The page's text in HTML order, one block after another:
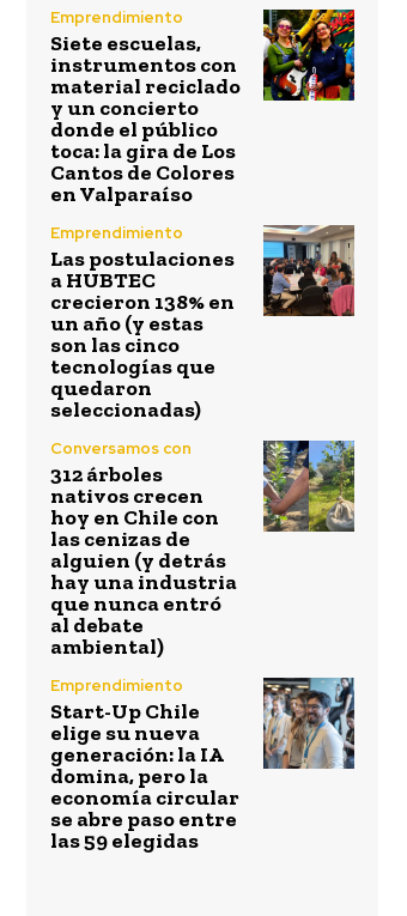
Emprendimiento
Siete escuelas,
instrumentos con
material reciclado
y un concierto
donde el público
toca: la gira de Los
Cantos de Colores
en Valparaíso
Emprendimiento
Las postulaciones
a HUBTEC
crecieron 138% en
un año (y estas
son las cinco
tecnologías que
quedaron
seleccionadas)
Conversamos con
312 árboles
nativos crecen
hoy en Chile con
las cenizas de
alguien (y detrás
hay una industria
que nunca entró
al debate
ambiental)
Emprendimiento
Start-Up Chile
elige su nueva
generación: la IA
domina, pero la
economía circular
se abre paso entre
las 59 elegidas